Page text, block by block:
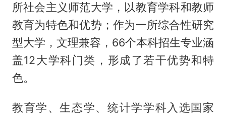
所社会主义师范大学，以教育学科和教师
教育为特色和优势；作为一所综合性研究
型大学，文理兼容，66个本科招生专业涵
盖12大学科门类，形成了若干优势和特
色。
教育学、生态学、统计学学科入选国家